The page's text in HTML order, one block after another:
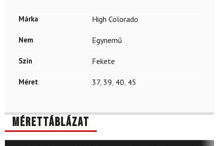
Márka High Colorado
Nem Egynemű
Szín Fekete
Méret 37, 39, 40, 45
Mérettáblázat